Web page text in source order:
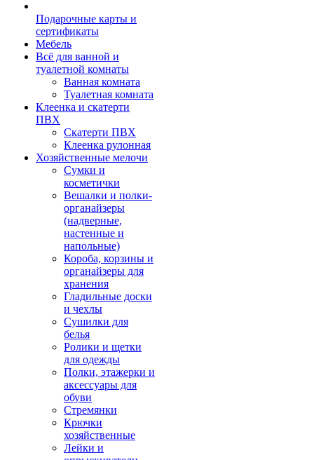
Подарочные карты и
сертификаты
Мебель
Всё для ванной и
туалетной комнаты
Ванная комната
Туалетная комната
Клеенка и скатерти
ПВХ
Скатерти ПВХ
Клеенка рулонная
Хозяйственные мелочи
Сумки и
косметички
Вешалки и полки-
органайзеры
(надверные,
настенные и
напольные)
Короба, корзины и
органайзеры для
хранения
Гладильные доски
и чехлы
Сушилки для
белья
Ролики и щетки
для одежды
Полки, этажерки и
аксессуары для
обуви
Стремянки
Крючки
хозяйственные
Лейки и